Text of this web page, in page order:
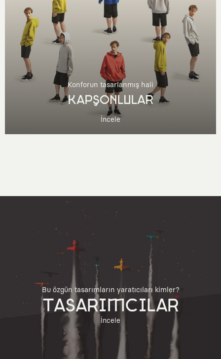
Konforun tasarlanmış hali
KAPŞONLULAR
İncele
Bu özgün tasarımların yaratıcıları kimler?
TASARIMCILAR
İncele